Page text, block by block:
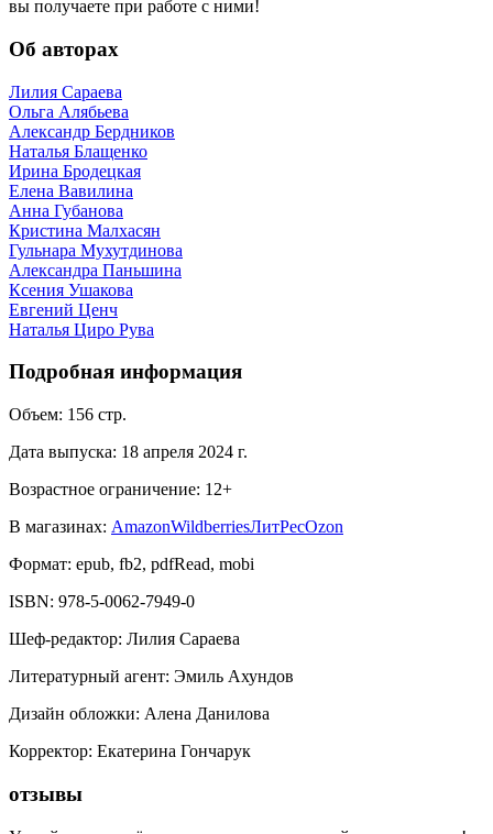
вы получаете при работе с ними!
Об авторах
Лилия Сараева
Ольга Алябьева
Александр Бердников
Наталья Блащенко
Ирина Бродецкая
Елена Вавилина
Анна Губанова
Кристина Малхасян
Гульнара Мухутдинова
Александра Паньшина
Ксения Ушакова
Евгений Ценч
Наталья Циро Рува
Подробная информация
Объем: 156 стр.
Дата выпуска: 18 апреля 2024 г.
Возрастное ограничение: 12+
В магазинах: AmazonWildberriesЛитРесOzon
Формат: epub, fb2, pdfRead, mobi
ISBN: 978-5-0062-7949-0
Шеф-редактор: Лилия Сараева
Литературный агент: Эмиль Ахундов
Дизайн обложки: Алена Данилова
Корректор: Екатерина Гончарук
отзывы